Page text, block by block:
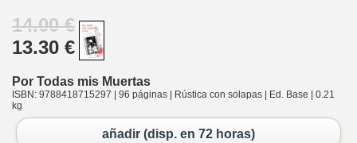
14.00 €
13.30 €
Por Todas mis Muertas
ISBN: 9788418715297 | 96 páginas | Rústica con solapas | Ed. Base | 0.21
kg
añadir (disp. en 72 horas)